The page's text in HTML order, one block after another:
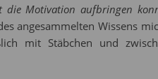
Motivation aufbringen
angesammelten Wissens
mit Stäbchen und